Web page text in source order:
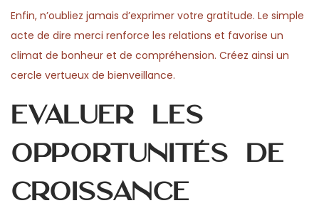
Enfin, n’oubliez jamais d’exprimer votre gratitude. Le simple
acte de dire merci renforce les relations et favorise un
climat de bonheur et de compréhension. Créez ainsi un
cercle vertueux de bienveillance.
Évaluer les
opportunités de
croissance